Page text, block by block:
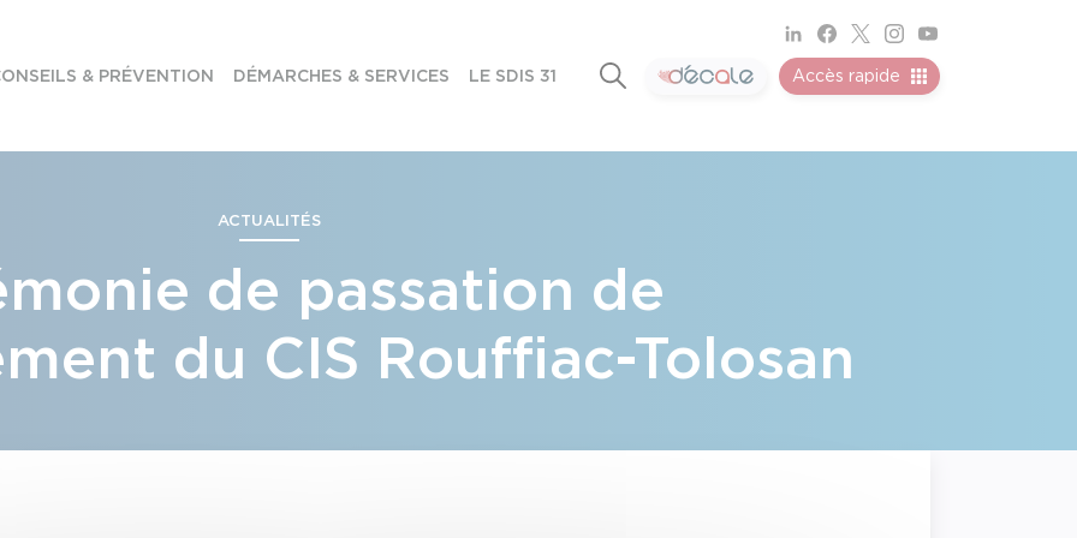
& PRÉVENTION DÉMARCHES & SERVICES LE SDIS 31 Accès rapide
ACTUALITÉS
de passation de
du CIS Rouffiac-Tolosan